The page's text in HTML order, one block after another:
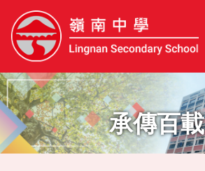
承傳百載